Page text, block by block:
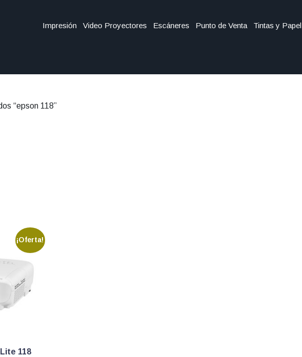
Impresión Video Proyectores Escáneres Punto de Venta Tintas y Papel
“epson 118”
¡Oferta!
118